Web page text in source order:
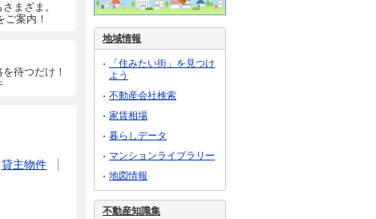
まざま。
案内！
待つだけ！
貸主物件
地域情報
「住みたい街」を見つけ
よう
不動産会社検索
家賃相場
暮らしデータ
マンションライブラリー
地図情報
不動産知識集